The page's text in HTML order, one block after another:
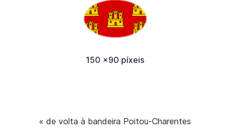
150 x90 píxeis
« de volta à bandeira Poitou-Charentes